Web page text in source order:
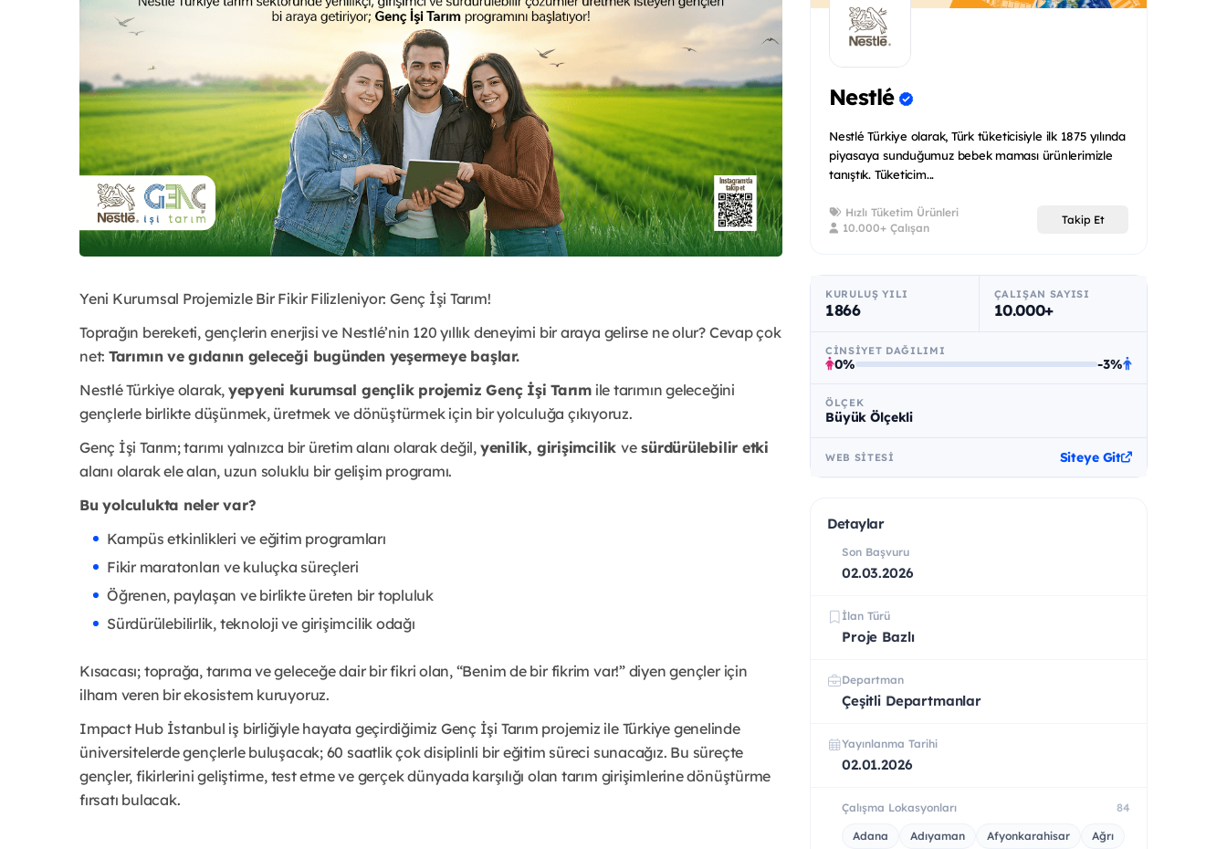
Yeni Kurumsal Projemizle Bir Fikir Filizleniyor: Genç İşi Tarım!
Toprağın bereketi, gençlerin enerjisi ve Nestlé’nin 120 yıllık deneyimi bir araya gelirse ne olur? Cevap çok
net: Tarımın ve gıdanın geleceği bugünden yeşermeye başlar.
Nestlé Türkiye olarak, yepyeni kurumsal gençlik projemiz Genç İşi Tarım ile tarımın geleceğini
gençlerle birlikte düşünmek, üretmek ve dönüştürmek için bir yolculuğa çıkıyoruz.
Genç İşi Tarım; tarımı yalnızca bir üretim alanı olarak değil, yenilik, girişimcilik vesürdürülebilir etki
alanı olarak ele alan, uzun soluklu bir gelişim programı.
Bu yolculukta neler var?
Kampüs etkinlikleri ve eğitim programları
Fikir maratonları ve kuluçka süreçleri
Öğrenen, paylaşan ve birlikte üreten bir topluluk
Sürdürülebilirlik, teknoloji ve girişimcilik odağı
Kısacası; toprağa, tarıma ve geleceğe dair bir fikri olan, “Benim de bir fikrim var!” diyen gençler için
ilham veren bir ekosistem kuruyoruz.
Impact Hub İstanbul iş birliğiyle hayata geçirdiğimiz Genç İşi Tarım projemiz ile Türkiye genelinde
üniversitelerde gençlerle buluşacak; 60 saatlik çok disiplinli bir eğitim süreci sunacağız. Bu süreçte
gençler, fikirlerini geliştirme, test etme ve gerçek dünyada karşılığı olan tarım girişimlerine dönüştürme
fırsatı bulacak.
Nestlé
Nestlé Türkiye olarak, Türk tüketicisiyle ilk 1875 yılında
piyasaya sunduğumuz bebek maması ürünlerimizle
tanıştık. Tüketicim...
Hızlı Tüketim Ürünleri
10.000+ Çalışan
Takip Et
KURULUŞ YILI
1866
ÇALIŞAN SAYISI
10.000+
CINSIYET DAĞILIMI
0% -3%
ÖLÇEK
Büyük Ölçekli
WEB SITESI Siteye Git
Detaylar
Son Başvuru
02.03.2026
İlan Türü
Proje Bazlı
Departman
Çeşitli Departmanlar
Yayınlanma Tarihi
02.01.2026
Çalışma Lokasyonları 84
Adana Adıyaman Afyonkarahisar
Ağrı